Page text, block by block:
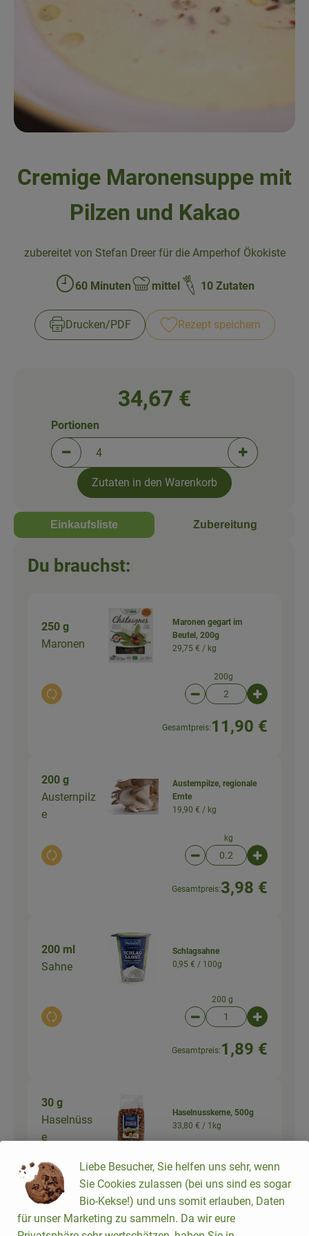
Kühltheke
Naturwaren
Gutscheine & Geschenkideen
Über uns
Newsletter
Cremige Maronensuppe mit
Pilzen und Kakao
zubereitet von Stefan Dreer für die Amperhof Ökokiste
Zubreitungszeit:
60 Minuten
Schwierigkeit:
mittel 10 Zutaten
Drucken​/​PDF Rezept speichern
34,67 €
Portionen verringern (aktuell 4 Portionen
Portionen
Portionen
Zutaten in den Warenkorb
Einkaufsliste Zubereitung
Du brauchst:
250 g
Maronen
Auswahl ändern
Maronen gegart im
Beutel, 200g
29,75 € / kg
200g
Artikelanzahl
Gesamtpreis: 11,90 €
200 g
Austernpilz
e
Auswahl ändern
Austernpilze, regionale
Ernte
19,90 € / kg
kg
Artikelanzahl
Gesamtpreis:3,98 €
200 ml
Sahne
Auswahl ändern
Schlagsahne
0,95 € / 100g
200 g
Artikelanzahl
Gesamtpreis: 1,89 €
30 g
Haselnüss
e
Auswahl ändern
Haselnusskerne, 500g
33,80 € / 1kg
Artikelanzahl
Gesamtpreis: 16,90 €
Liebe Besucher, Sie helfen uns sehr, wenn
Sie Cookies zulassen (bei uns sind es sogar
Bio-Kekse!) und uns somit erlauben, Daten
für unser Marketing zu sammeln. Da wir eure